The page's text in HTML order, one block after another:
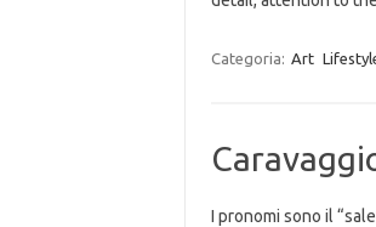
Categoria: Art
I pronomi sono il